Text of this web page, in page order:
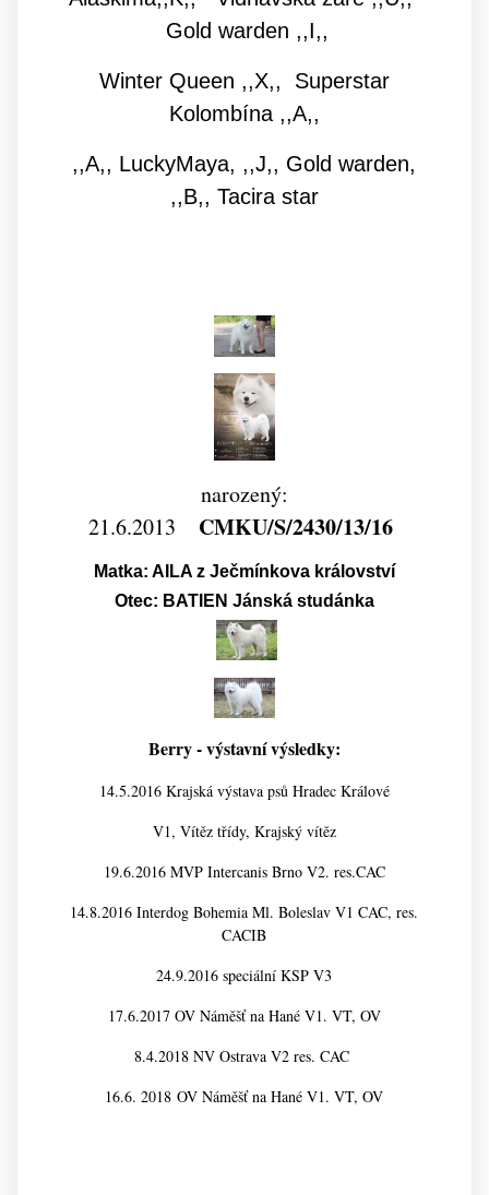
Gold warden ,,I,,
Winter Queen ,,X,, Superstar
Kolombína ,,A,,
,,A,, LuckyMaya, ,,J,, Gold warden,
,,B,, Tacira star
narozený:
21.6.2013
CMKU/S/2430/13/16
Matka: AILA z Ječmínkova království
Otec: BATIEN Jánská studánka
Berry - výstavní výsledky:
14.5.2016 Krajská výstava psů Hradec Králové
V1, Vítěz třídy, Krajský vítěz
19.6.2016 MVP Intercanis Brno V2. res.CAC
14.8.2016 Interdog Bohemia Ml. Boleslav V1 CAC, res.
CACIB
24.9.2016 speciální KSP V3
17.6.2017 OV Náměšť na Hané V1. VT, OV
8.4.2018 NV Ostrava V2 res. CAC
16.6. 2018 OV Náměšť na Hané V1. VT, OV